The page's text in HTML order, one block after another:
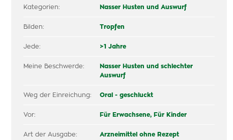
Kategorien: Nasser Husten und Auswurf
Bilden: Tropfen
Jede: >1 Jahre
Meine Beschwerde:
Nasser Husten und schlechter
Auswurf
Weg der Einreichung: Oral - geschluckt
Vor: Für Erwachsene, Für Kinder
Art der Ausgabe: Arzneimittel ohne Rezept